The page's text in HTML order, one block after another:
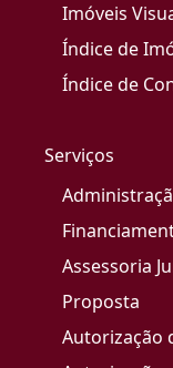
Imóveis
Índice de
Índice de
Serviços
Assessoria
Proposta
Autorização